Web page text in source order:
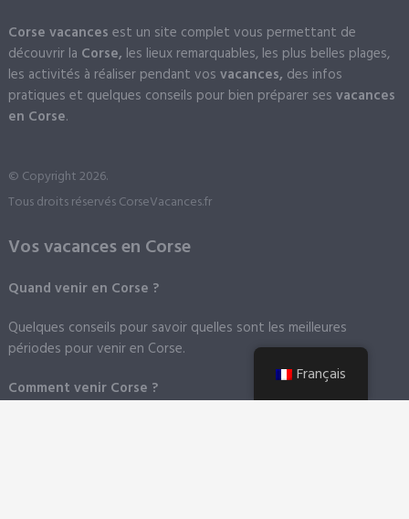
Corse vacances est un site complet vous permettant de
découvrir la Corse, les lieux remarquables, les plus belles plages,
les activités à réaliser pendant vos vacances, des infos
pratiques et quelques conseils pour bien préparer ses vacances
en Corse.
© Copyright 2026.
Tous droits réservés CorseVacances.fr
Vos vacances en Corse
Quand venir en Corse ?
Quelques conseils pour savoir quelles sont les meilleures
périodes pour venir en Corse.
Comment venir Corse ?
Français